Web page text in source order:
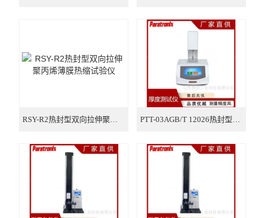
RSY-R2热封型双向拉伸聚丙烯薄膜热缩试验仪 PTT-03AGB/T 12026热封型双向拉伸聚丙烯薄膜测厚仪